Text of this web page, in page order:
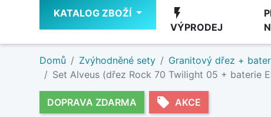
KATALOG ZBOŽÍ flash_on
VÝPRODEJ
Domů Zvýhodněné sety Granitový dřez +
Set Alveus (dřez Rock 70 Twilight 05 + baterie
DOPRAVA ZDARMA local_offer AKCE